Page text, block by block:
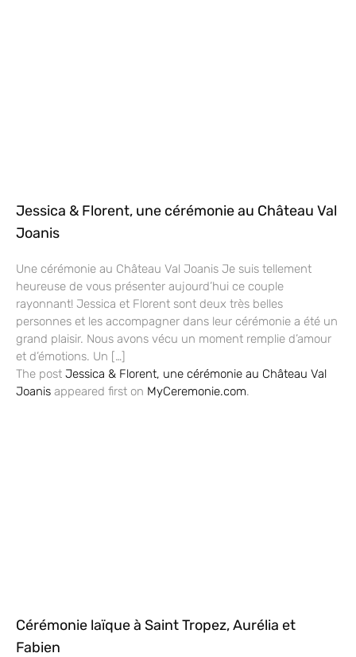
Jessica & Florent, une cérémonie au Château Val
Joanis
Une cérémonie au Château Val Joanis Je suis tellement
heureuse de vous présenter aujourd’hui ce couple
rayonnant! Jessica et Florent sont deux très belles
personnes et les accompagner dans leur cérémonie a été un
grand plaisir. Nous avons vécu un moment remplie d’amour
et d’émotions. Un […]
The post Jessica & Florent, une cérémonie au Château Val
Joanis appeared first on MyCeremonie.com.
Cérémonie laïque à Saint Tropez, Aurélia et
Fabien